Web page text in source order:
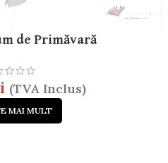
de Primăvară
(TVA Inclus)
MAI MULT